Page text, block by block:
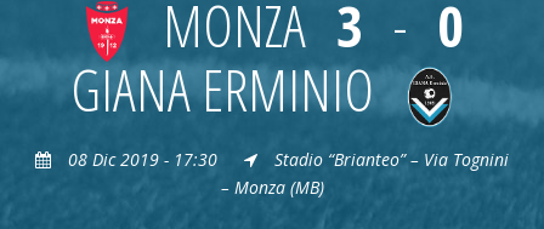
MONZA 3 - 0
GIANA ERMINIO
08 Dic 2019 - 17:30
Stadio “Brianteo” – Via Tognini
– Monza (MB)